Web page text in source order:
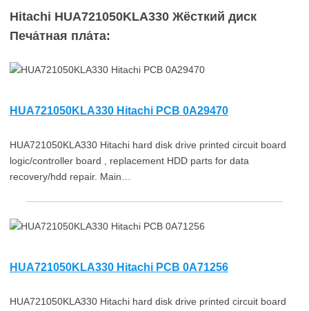
Hitachi HUA721050KLA330 Жёсткий диск
Печа́тная пла́та:
HUA721050KLA330 Hitachi PCB 0A29470
HUA721050KLA330 Hitachi hard disk drive printed circuit board
logic/controller board , replacement HDD parts for data
recovery/hdd repair. Main…
HUA721050KLA330 Hitachi PCB 0A71256
HUA721050KLA330 Hitachi hard disk drive printed circuit board